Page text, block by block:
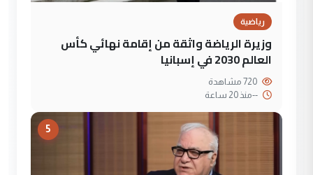
رياضية
وزيرة الرياضة واثقة من إقامة نهائي كأس
العالم 2030 في إسبانيا
--منذ 20 ساعة
5